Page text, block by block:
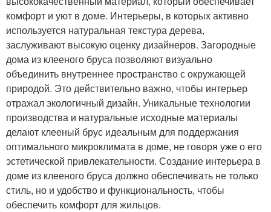
комфорт и уют в доме. Интерьеры, в которых активно
используется натуральная текстура дерева,
заслуживают высокую оценку дизайнеров. Загородные
дома из клееного бруса позволяют визуально
объединить внутреннее пространство с окружающей
природой. Это действительно важно, чтобы интерьер
отражал экологичный дизайн. Уникальные технологии
производства и натуральные исходные материалы
делают клееный брус идеальным для поддержания
оптимального микроклимата в доме, не говоря уже о его
эстетической привлекательности. Создание интерьера в
доме из клееного бруса должно обеспечивать не только
стиль, но и удобство и функциональность, чтобы
обеспечить комфорт для жильцов.